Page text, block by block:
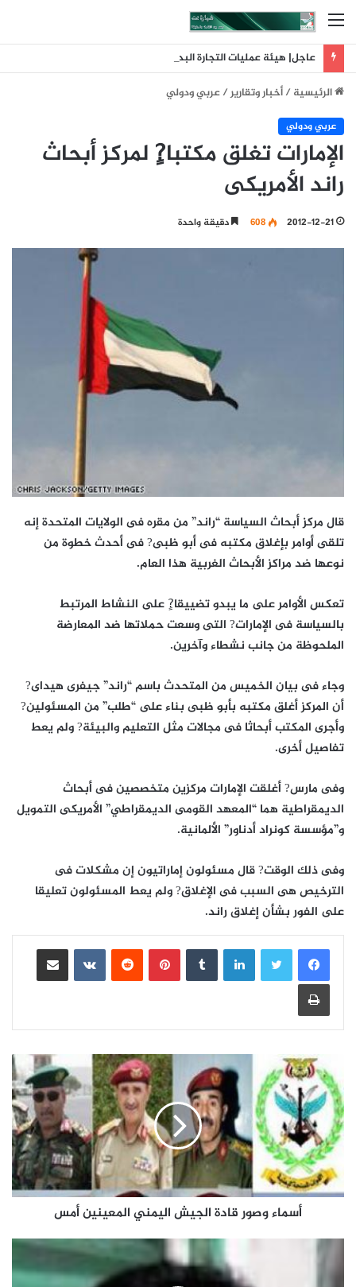
القائمة
الرئيسية/أخبار وتقارير/عربي ودولي
عربي ودولي
الإمارات تغلق مكتبا?ٍ لمركز أبحاث
راند الأمريكى
2012-12-21
608 دقيقة واحدة
قال مركز أبحاث السياسة “راند” من مقره فى الولايات المتحدة إنه
تلقى أوامر بإغلاق مكتبه فى أبو ظبى? فى أحدث خطوة من
نوعها ضد مراكز الأبحاث الغربية هذا العام.
تعكس الأوامر على ما يبدو تضييقا?ٍ على النشاط المرتبط
بالسياسة فى الإمارات? التى وسعت حملاتها ضد المعارضة
الملحوظة من جانب نشطاء وآخرين.
وجاء فى بيان الخميس من المتحدث باسم “راند” جيفرى هيداى?
أن المركز أغلق مكتبه بأبو ظبى بناء على “طلب” من المسئولين?
وأجرى المكتب أبحاثا فى مجالات مثل التعليم والبيئة? ولم يعط
تفاصيل أخرى.
وفى مارس? أغلقت الإمارات مركزين متخصصين فى أبحاث
الديمقراطية هما “المعهد القومى الديمقراطي” الأمريكى التمويل
و”مؤسسة كونراد أدناور” الألمانية.
وفى ذلك الوقت? قال مسئولون إماراتيون إن مشكلات فى
الترخيص هى السبب فى الإغلاق? ولم يعط المسئولون تعليقا
على الفور بشأن إغلاق راند.
لينكدإن بينتيريست
مشاركة عبر البريد
طباعة
أسماء وصور قادة الجيش اليمني المعينين أمس